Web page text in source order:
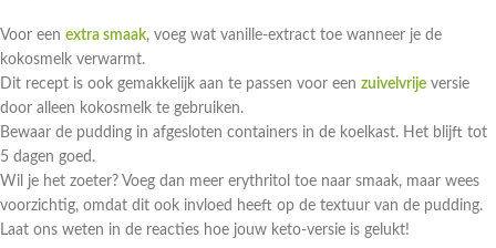
Voor een extra smaak, voeg wat vanille-extract toe wanneer je de
kokosmelk verwarmt.
Dit recept is ook gemakkelijk aan te passen voor een zuivelvrije versie
door alleen kokosmelk te gebruiken.
Bewaar de pudding in afgesloten containers in de koelkast. Het blijft tot
5 dagen goed.
Wil je het zoeter? Voeg dan meer erythritol toe naar smaak, maar wees
voorzichtig, omdat dit ook invloed heeft op de textuur van de pudding.
Laat ons weten in de reacties hoe jouw keto-versie is gelukt!